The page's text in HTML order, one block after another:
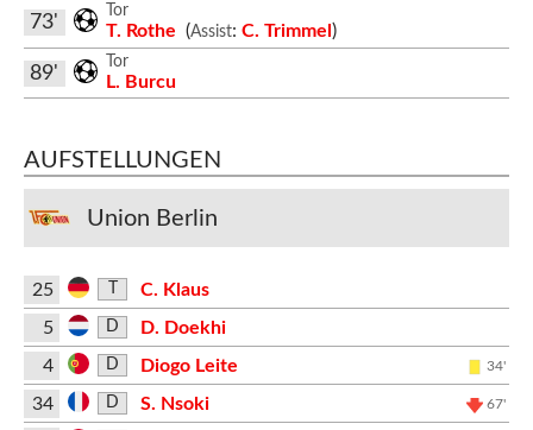
Tor
T. Rothe (Assist: C. Trimmel)
73'
Tor
L. Burcu
89'
AUFSTELLUNGEN
Union Berlin
25
C. Klaus
5
D
D. Doekhi
4
D Diogo Leite 34'
34 D S. Nsoki 67'